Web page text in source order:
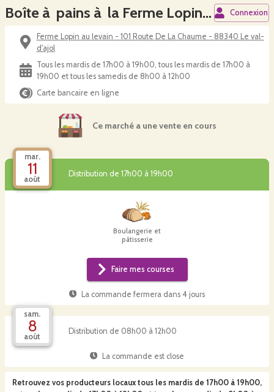
Boîte à pains à la Ferme Lopin au levain Connexion
Ferme Lopin au levain - 101 Route De La Chaume - 88340 Le val-
d'ajol
Tous les mardis de 17h00 à 19h00, tous les mardis de 17h00 à
19h00 et tous les samedis de 8h00 à 12h00
Carte bancaire en ligne
Ce marché a une vente en cours
mar.
11
août
Distribution de 17h00 à 19h00
Boulangerie et
pâtisserie
Faire mes courses
La commande fermera dans4 jours
sam.
8
août
Distribution de 08h00 à 12h00
La commande est close
Retrouvez vos producteurs locaux tous les mardis de 17h00 à 19h00,